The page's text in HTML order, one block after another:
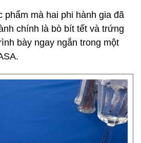
phẩm mà hai phi hành gia đã
chính là bò bít tết và trứng
bày ngay ngắn trong một